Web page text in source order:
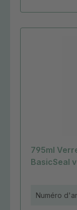
795ml
BasicSeal
Numéro